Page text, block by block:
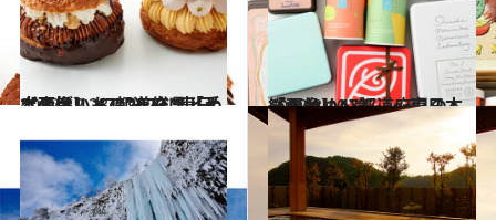
2022.12.23
【画像】 47都道府県「手土産グルメ」2023 “東日本の旨いもの”を総まとめ
グルメ 2022.3.10
【画像】47都道府県の「かわいい缶」～東日本総まとめ～
グルメ